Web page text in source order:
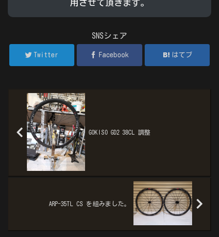
用させて頂きます。
SNSシェア
Twitter Facebook はてブ
GOKISO GD2 38CL 調整
ARP-35TL CS を組みました。